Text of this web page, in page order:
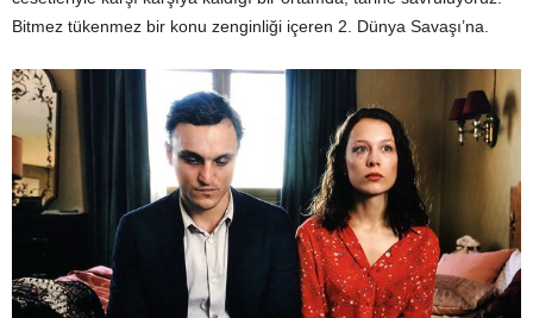
Bitmez tükenmez bir konu zenginliği içeren 2. Dünya Savaşı’na.